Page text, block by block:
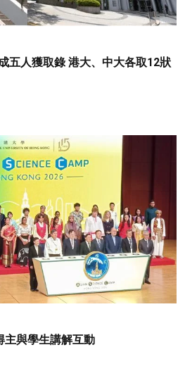
五人獲取錄 港大、中大各取12狀
主與學生講解互動